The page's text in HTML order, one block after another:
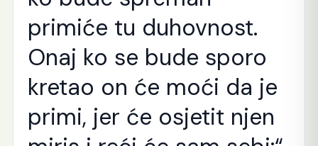
primiće tu duhovnost.
Onaj ko se bude sporo
kretao on će moći da je
primi, jer će osjetit njen